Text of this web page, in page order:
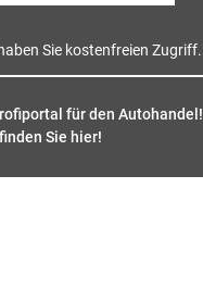
Sie kostenfreien Zugriff.
für den Autohandel!
Sie hier!